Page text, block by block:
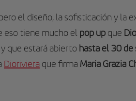
el diseño, la sofisticación y la
eso tiene mucho el pop up que
que estará abierto hasta el 30
Dioriviera que firma Maria Grazia